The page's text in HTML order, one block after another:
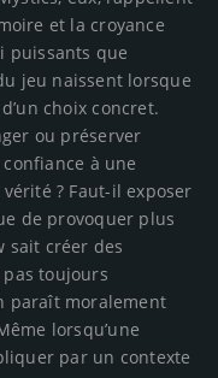
et la croyance
puissants que
jeu naissent lorsque
choix concret.
ou préserver
à une
? Faut-il exposer
de provoquer plus
sait créer des
pas toujours
paraît moralement
lorsqu’une
par un contexte